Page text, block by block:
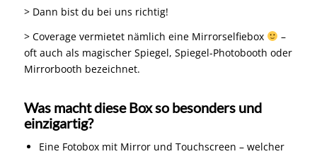
> Dann bist du bei uns richtig!
> Coverage vermietet nämlich eine Mirrorselfiebox
–
oft auch als magischer Spiegel, Spiegel-Photobooth oder
Mirrorbooth bezeichnet.
Was macht diese Box so besonders und
einzigartig?
Eine Fotobox mit Mirror und Touchscreen – welcher